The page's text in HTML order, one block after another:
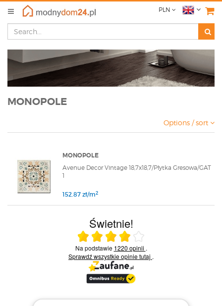
PLN
MONOPOLE
Options / sort
MONOPOLE
Avenue Decor Vintage 18,7x18,7/Płytka Gresowa/GAT
1
152.87 zł/m2
Świetnie!
Ocena średnia 4 na 5
Na podstawie 1220 opinii .
Sprawdź wszystkie opinietutaj .